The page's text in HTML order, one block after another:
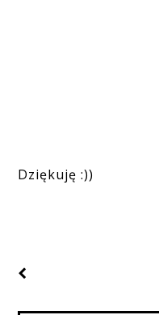
Dziękuję :))